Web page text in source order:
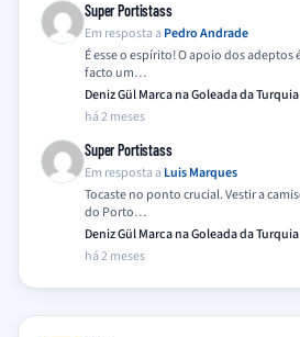
Super Portistass
Em resposta a Pedro Andrade
É esse o espírito! O apoio dos
facto um…
Deniz Gül Marca na Goleada da
há 2 meses
Super Portistass
Em resposta a Luis Marques
Tocaste no ponto crucial. Vestir a
do Porto…
Deniz Gül Marca na Goleada da
há 2 meses